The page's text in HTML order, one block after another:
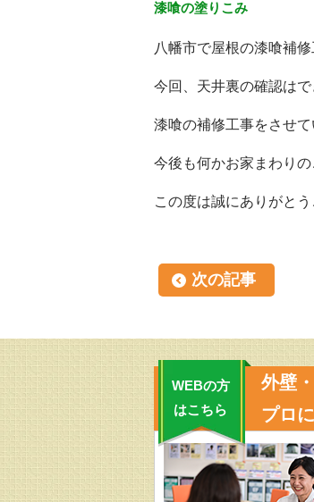
漆喰の塗りこみ
八幡市で屋根の漆喰補
今回、天井裏の確認は
漆喰の補修工事をさせて
今後も何かお家まわり
この度は誠にありがとう
次の記事
WEBの方
はこちら
外壁
プロ